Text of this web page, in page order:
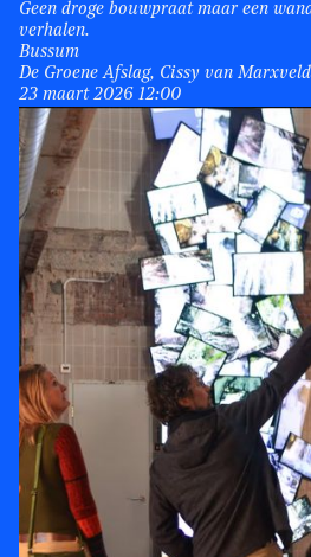
Geen droge bouwpraat maar een
verhalen.
Bussum
De Groene Afslag, Cissy van
23 maart 2026 12:00